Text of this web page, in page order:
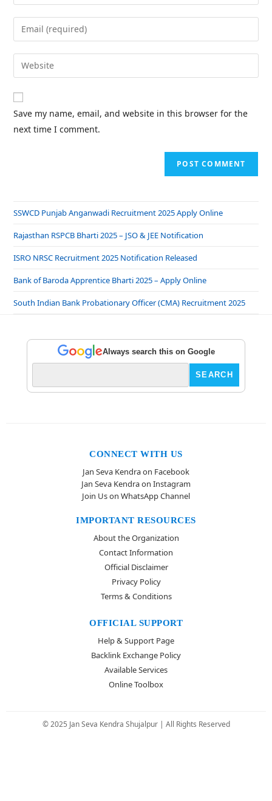
Save my name, email, and website in this browser for the
next time I comment.
SSWCD Punjab Anganwadi Recruitment 2025 Apply Online
Rajasthan RSPCB Bharti 2025 – JSO & JEE Notification
ISRO NRSC Recruitment 2025 Notification Released
Bank of Baroda Apprentice Bharti 2025 – Apply Online
South Indian Bank Probationary Officer (CMA) Recruitment 2025
Always search this on Google
CONNECT WITH US
Jan Seva Kendra on Facebook
Jan Seva Kendra on Instagram
Join Us on WhatsApp Channel
IMPORTANT RESOURCES
About the Organization
Contact Information
Official Disclaimer
Privacy Policy
Terms & Conditions
OFFICIAL SUPPORT
Help & Support Page
Backlink Exchange Policy
Available Services
Online Toolbox
© 2025 Jan Seva Kendra Shujalpur | All Rights Reserved